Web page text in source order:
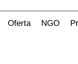
Oferta NGO